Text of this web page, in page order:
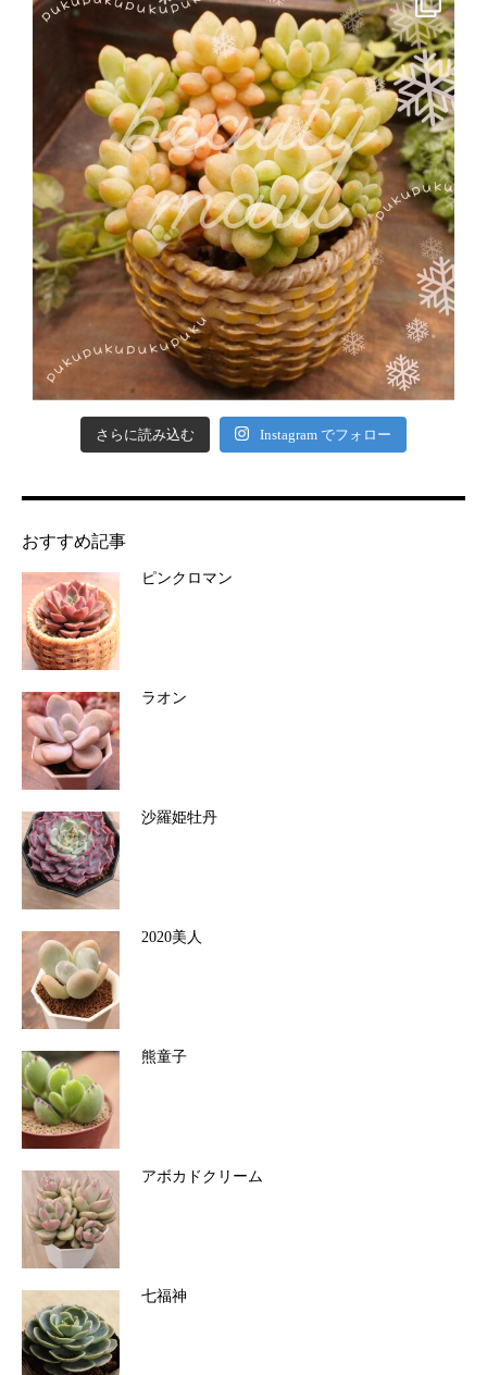
さらに読み込む Instagram でフォロー
おすすめ記事
ピンクロマン
ラオン
沙羅姫牡丹
2020美人
熊童子
アボカドクリーム
七福神